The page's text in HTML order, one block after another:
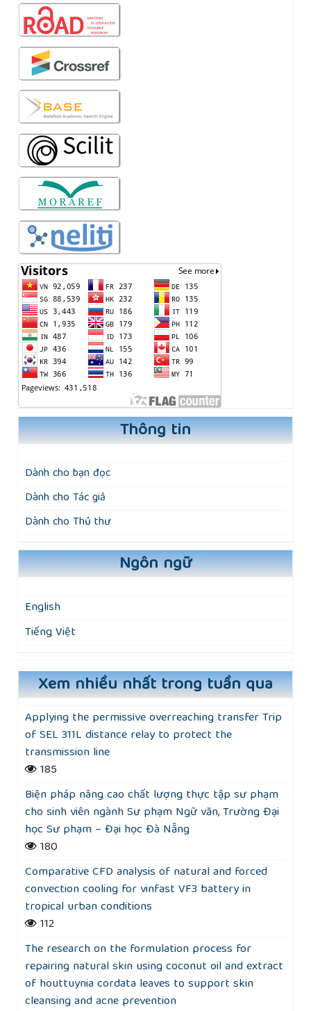
Thông tin
Dành cho bạn đọc
Dành cho Tác giả
Dành cho Thủ thư
Ngôn ngữ
English
Tiếng Việt
Xem nhiều nhất trong tuần qua
Applying the permissive overreaching transfer Trip
of SEL 311L distance relay to protect the
transmission line
185
Biện pháp nâng cao chất lượng thực tập sư phạm
cho sinh viên ngành Sư phạm Ngữ văn, Trường Đại
học Sư phạm – Đại học Đà Nẵng
180
Comparative CFD analysis of natural and forced
convection cooling for vinfast VF3 battery in
tropical urban conditions
112
The research on the formulation process for
repairing natural skin using coconut oil and extract
of houttuynia cordata leaves to support skin
cleansing and acne prevention